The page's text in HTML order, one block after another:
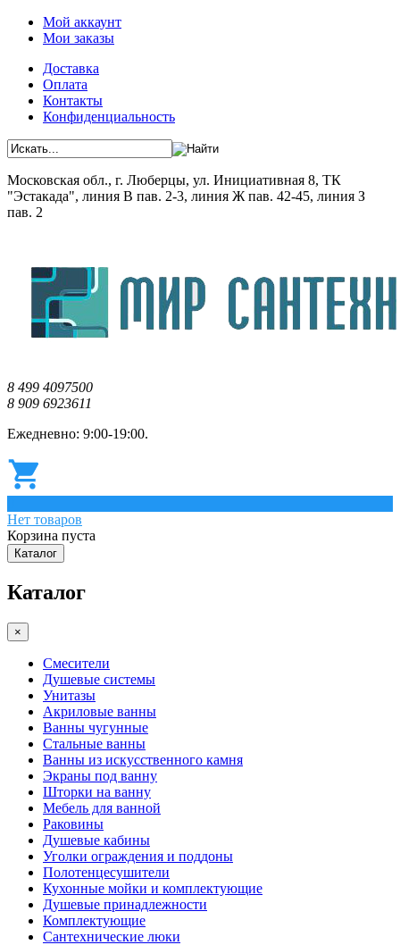
Мой аккаунт
Мои заказы
Доставка
Оплата
Контакты
Конфиденциальность
Московская обл., г. Люберцы, ул. Инициативная 8, ТК
"Эстакада", линия В пав. 2-3, линия Ж пав. 42-45, линия З
пав. 2
8 499 4097500
8 909 6923611
Ежедневно: 9:00-19:00.
Нет товаров
Корзина пуста
Каталог
Каталог
×
Смесители
Душевые системы
Унитазы
Акриловые ванны
Ванны чугунные
Стальные ванны
Ванны из искусственного камня
Экраны под ванну
Шторки на ванну
Мебель для ванной
Раковины
Душевые кабины
Уголки ограждения и поддоны
Полотенцесушители
Кухонные мойки и комплектующие
Душевые принадлежности
Комплектующие
Сантехнические люки